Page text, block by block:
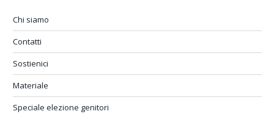
Chi siamo
Contatti
Sostienici
Materiale
Speciale elezione genitori